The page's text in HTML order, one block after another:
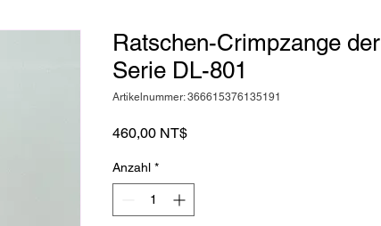
Ratschen-Crimpzange der
Serie DL-801
Artikelnummer: 366615376135191
460,00 NT$Preis
Anzahl *